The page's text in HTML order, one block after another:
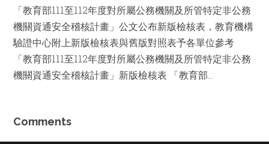
「教育部111至112年度對所屬公務機關及所管特定非公務
機關資通安全稽核計畫」公文公布新版檢核表，教育機構
驗證中心附上新版檢核表與舊版對照表予各單位參考
「教育部111至112年度對所屬公務機關及所管特定非公務
機關資通安全稽核計畫」新版檢核表 「教育部...
Comments